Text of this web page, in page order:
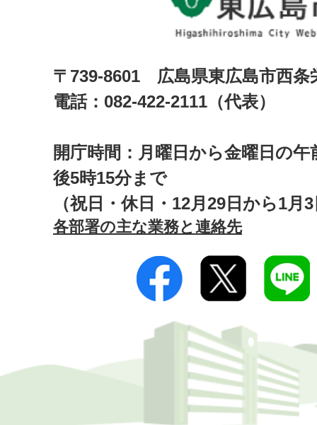
〒739-8601 広島県東広島市西
電話：082-422-2111（代表）
開庁時間：月曜日から金曜日の午
後5時15分まで
（祝日・休日・12月29日から1月
各部署の主な業務と連絡先